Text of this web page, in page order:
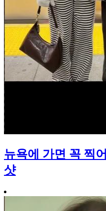
뉴욕에 가면 꼭 찍
샷